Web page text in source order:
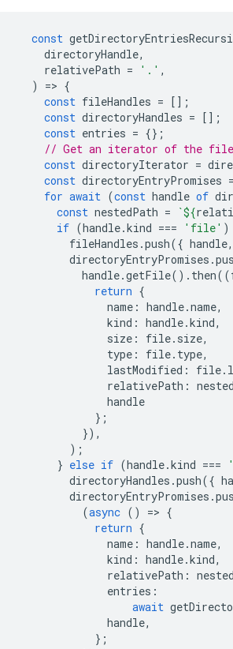
const
directoryHandle,
relativePath = '.' ,
)
=> {
const fileHandles = [];
const directoryHandles = [];
const entries = {};
// Get an iterator of the
const directoryIterator =
const directoryEntryPromises =
for await (const handle of
const nestedPath = `${
if (handle.kind === 'file' )
fileHandles .push({ handle,
directoryEntryPromises .
handle.getFile(). then((
return {
name : handle.name,
kind : handle.kind,
size : file. size,
type : file. type,
lastModified : file.
relativePath :
handle
};
}),
);
} else if (handle.kind ===
directoryHandles .push({
directoryEntryPromises .
(async () => {
return {
name : handle.name,
kind : handle.kind,
relativePath :
entries :
await
handle,
};